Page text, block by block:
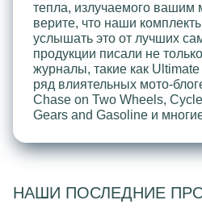
тепла, излучаемого вашим
верите, что наши
услышать это от лучших
продукции писали не
журналы, такие как
ряд влиятельных мото-
Chase on Two Wheels,
Gears and Gasoline и
НАШИ ПОСЛЕДНИЕ